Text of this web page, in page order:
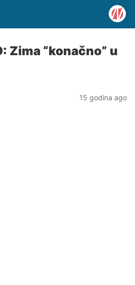
Zima “konačno” u
15 godina ago